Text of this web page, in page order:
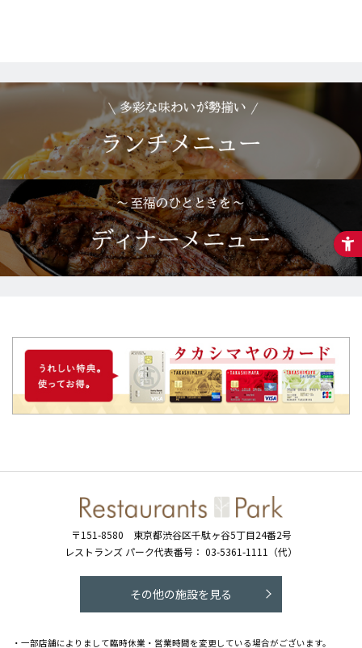
〒151-8580 東京都渋谷区千駄ヶ谷5丁目24番2号
レストランズ パーク代表番号： 03-5361-1111（代）
その他の施設を見る
・一部店舗によりまして臨時休業・営業時間を変更している場合がございます。